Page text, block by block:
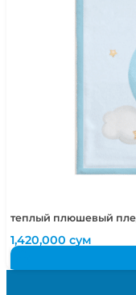
теплый плюшевый
1,420,000сум